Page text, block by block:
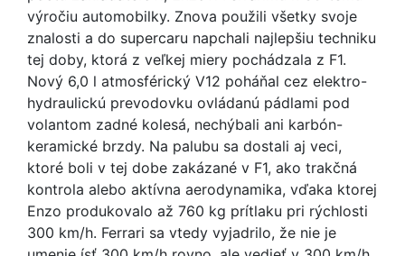
výročiu automobilky. Znova použili všetky svoje
znalosti a do supercaru napchali najlepšiu techniku
tej doby, ktorá z veľkej miery pochádzala z F1.
Nový 6,0 l atmosférický V12 poháňal cez elektro-
hydraulickú prevodovku ovládanú pádlami pod
volantom zadné kolesá, nechýbali ani karbón-
keramické brzdy. Na palubu sa dostali aj veci,
ktoré boli v tej dobe zakázané v F1, ako trakčná
kontrola alebo aktívna aerodynamika, vďaka ktorej
Enzo produkovalo až 760 kg prítlaku pri rýchlosti
300 km/h. Ferrari sa vtedy vyjadrilo, že nie je